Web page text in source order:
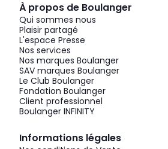
À propos de Boulanger
Qui sommes nous
Plaisir partagé
L'espace Presse
Nos services
Nos marques Boulanger
SAV marques Boulanger
Le Club Boulanger
Fondation Boulanger
Client professionnel
Boulanger INFINITY
Informations légales